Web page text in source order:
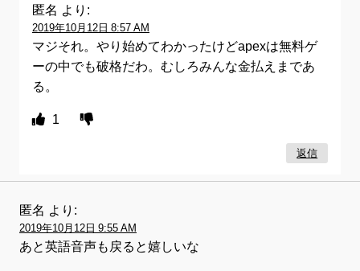
匿名 より:
2019年10月12日 8:57 AM
マジそれ。やり始めてわかったけどapexは無料ゲ
ーの中でも破格だわ。むしろみんな金払えまであ
る。
1
返信
匿名 より:
2019年10月12日 9:55 AM
あと英語音声も戻ると嬉しいな